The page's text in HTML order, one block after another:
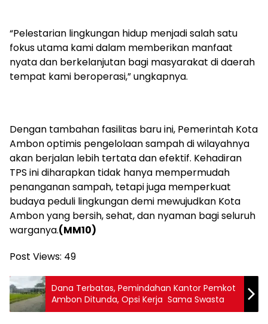
“Pelestarian lingkungan hidup menjadi salah satu
fokus utama kami dalam memberikan manfaat
nyata dan berkelanjutan bagi masyarakat di daerah
tempat kami beroperasi,” ungkapnya.
Dengan tambahan fasilitas baru ini, Pemerintah Kota
Ambon optimis pengelolaan sampah di wilayahnya
akan berjalan lebih tertata dan efektif. Kehadiran
TPS ini diharapkan tidak hanya mempermudah
penanganan sampah, tetapi juga memperkuat
budaya peduli lingkungan demi mewujudkan Kota
Ambon yang bersih, sehat, dan nyaman bagi seluruh
warganya.(MM10)
Post Views: 49
Dana Terbatas, Pemindahan Kantor Pemkot
Ambon Ditunda, Opsi Kerja Sama Swasta